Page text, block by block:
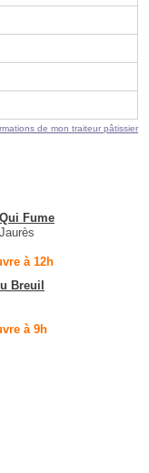
de mon traiteur pâtissier
Fume
à 12h
Breuil
à 9h